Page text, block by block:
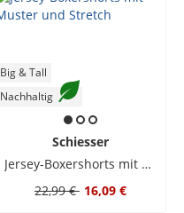
Big & Tall
Nachhaltig
Schiesser
Jersey-Boxershorts mit Muster und Stretch
22,99 € 16,09 €